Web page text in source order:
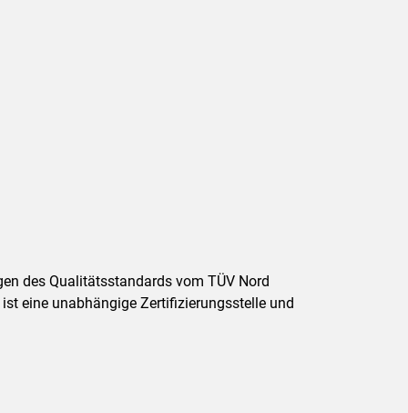
des Qualitätsstandards vom TÜV Nord
eine unabhängige Zertifizierungsstelle und